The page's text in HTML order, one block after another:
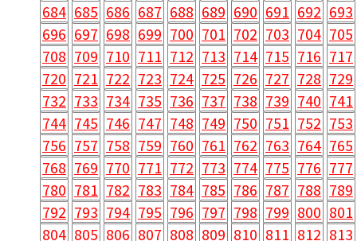
684 685 686 687 688 689 690 691 692 693
696 697 698 699 700 701 702 703 704 705
708 709 710 711 712 713 714 715 716 717
720 721 722 723 724 725 726 727 728 729
732 733 734 735 736 737 738 739 740 741
744 745 746 747 748 749 750 751 752 753
756 757 758 759 760 761 762 763 764 765
768 769 770 771 772 773 774 775 776 777
780 781 782 783 784 785 786 787 788 789
792 793 794 795 796 797 798 799 800 801
804 805 806 807 808 809 810 811 812 813